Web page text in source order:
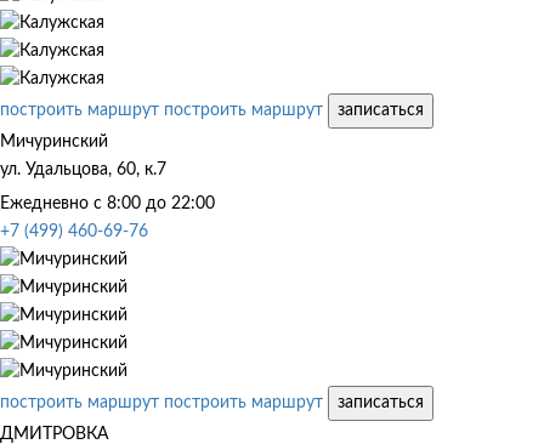
построить маршрут построить маршрут
записаться
Мичуринский
ул. Удальцова, 60, к.7
Ежедневно с 8:00 до 22:00
+7 (499) 460-69-76
построить маршрут построить маршрут
записаться
ДМИТРОВКА